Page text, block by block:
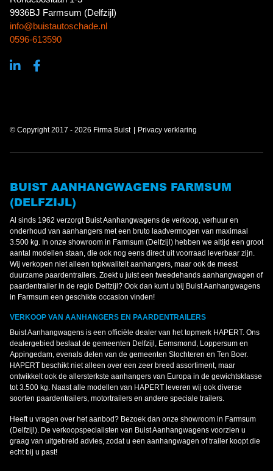
9936BJ Farmsum (Delfzijl)
info@buistautoschade.nl
0596-613590
© Copyright 2017 - 2026 Firma Buist Privacy verklaring
BUIST AANHANGWAGENS FARMSUM
(DELFZIJL)
Al sinds 1962 verzorgt Buist Aanhangwagens de verkoop, verhuur en
onderhoud van aanhangers met een bruto laadvermogen van maximaal
3.500 kg. In onze showroom in Farmsum (Delfzijl) hebben we altijd een groot
aantal modellen staan, die ook nog eens direct uit voorraad leverbaar zijn.
Wij verkopen niet alleen topkwaliteit aanhangers, maar ook de meest
duurzame paardentrailers. Zoekt u juist een tweedehands aanhangwagen of
paardentrailer in de regio Delfzijl? Ook dan kunt u bij Buist Aanhangwagens
in Farmsum een geschikte occasion vinden!
VERKOOP VAN AANHANGERS EN PAARDENTRAILERS
Buist Aanhangwagens is een officiële dealer van het topmerk HAPERT. Ons
dealergebied beslaat de gemeenten Delfzijl, Eemsmond, Loppersum en
Appingedam, evenals delen van de gemeenten Slochteren en Ten Boer.
HAPERT beschikt niet alleen over een zeer breed assortiment, maar
ontwikkelt ook de allersterkste aanhangers van Europa in de gewichtsklasse
tot 3.500 kg. Naast alle modellen van HAPERT leveren wij ook diverse
soorten paardentrailers, motortrailers en andere speciale trailers.
Heeft u vragen over het aanbod? Bezoek dan onze showroom in Farmsum
(Delfzijl). De verkoopspecialisten van Buist Aanhangwagens voorzien u
graag van uitgebreid advies, zodat u een aanhangwagen of trailer koopt die
echt bij u past!